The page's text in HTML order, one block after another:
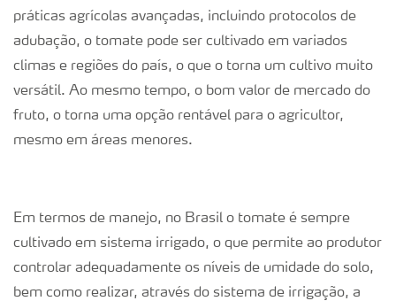
práticas agrícolas avançadas, incluindo protocolos de
adubação, o tomate pode ser cultivado em variados
climas e regiões do país, o que o torna um cultivo muito
versátil. Ao mesmo tempo, o bom valor de mercado do
fruto, o torna uma opção rentável para o agricultor,
mesmo em áreas menores.
Em termos de manejo, no Brasil o tomate é sempre
cultivado em sistema irrigado, o que permite ao produtor
controlar adequadamente os níveis de umidade do solo,
bem como realizar, através do sistema de irrigação, a